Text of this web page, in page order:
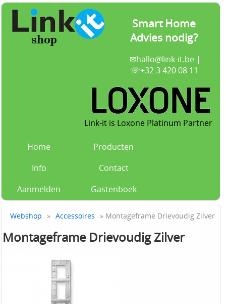
Smart Home
Advies nodig?
✉hallo@link-it.be|
☏+32 3 420 08 11
Link-it is Loxone Platinum Partner
Home
Producten
Info
Contact
Aanmelden
Gastenboek
Webshop » Accessoires » Montageframe Drievoudig Zilver
Montageframe Drievoudig Zilver